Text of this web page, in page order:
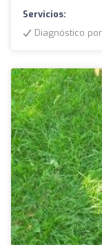
Servicios:
Diagnóstico